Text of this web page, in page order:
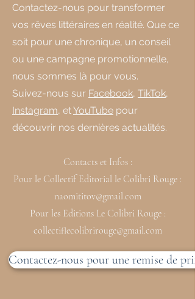
Contactez-nous pour transformer
vos rêves littéraires en réalité. Que ce
soit pour une chronique, un conseil
ou une campagne promotionnelle,
nous sommes là pour vous.
Suivez-nous sur Facebook, TikTok,
Instagram, etYouTube pour
découvrir nos dernières actualités.
Contacts et Infos :
Pour le Collectif Editorial le Colibri Rouge :
naomititov@gmail.com
Pour les Editions Le Colibri Rouge :
collectiflecolibrirouge@gmail.com
Contactez-nous pour une remise de